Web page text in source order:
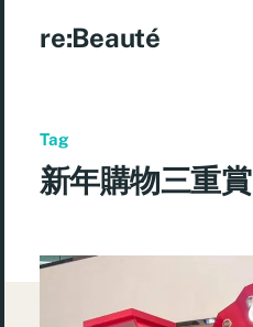
re:Beauté
Tag
新年購物三重賞